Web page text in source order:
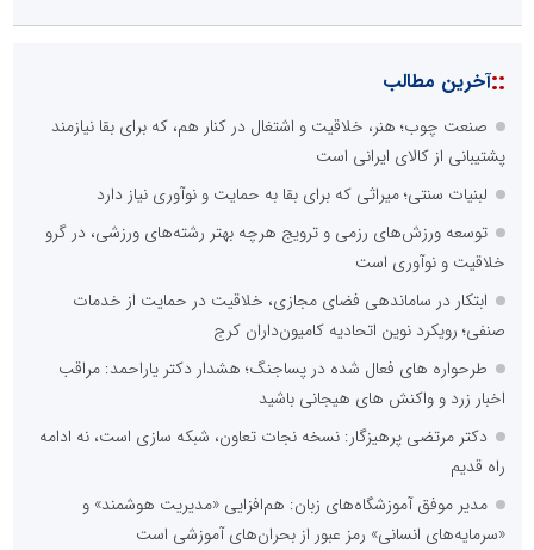
::آخرین مطالب
صنعت چوب؛ هنر، خلاقیت و اشتغال در کنار هم، که برای بقا نیازمند
پشتیبانی از کالای ایرانی است
لبنیات سنتی؛ میراثی که برای بقا به حمایت و نوآوری نیاز دارد
توسعه ورزش‌های رزمی و ترویج هرچه بهتر رشته‌های ورزشی، در گرو
خلاقیت و نوآوری است
ابتکار در ساماندهی فضای مجازی، خلاقیت در حمایت از خدمات
صنفی؛ رویکرد نوین اتحادیه کامیون‌داران کرج
طرحواره های فعال شده در پساجنگ؛ هشدار دکتر یاراحمد: مراقب
اخبار زرد و واکنش های هیجانی باشید
دکتر مرتضی پرهیزگار: نسخه نجات تعاون، شبکه سازی است، نه ادامه
راه قدیم
مدیر موفق آموزشگاه‌های زبان: هم‌افزایی «مدیریت هوشمند» و
«سرمایه‌های انسانی» رمز عبور از بحران‌های آموزشی است